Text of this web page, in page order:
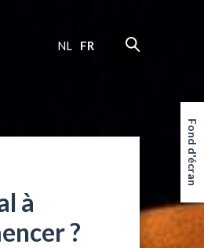
NL FR
à
?
Fond d'écran